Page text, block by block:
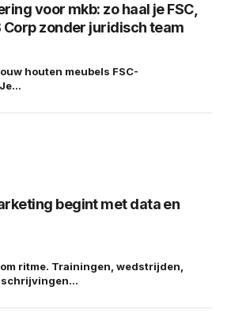
voor mkb: zo haal je FSC,
Corp zonder juridisch team
houten meubels FSC-
begint met data en
ritme. Trainingen, wedstrijden,